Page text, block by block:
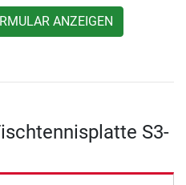
ANZEIGEN
S3-